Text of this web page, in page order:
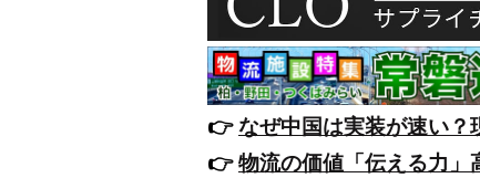
👉️なぜ中国は実装が速い
👉️物流の価値「伝える力